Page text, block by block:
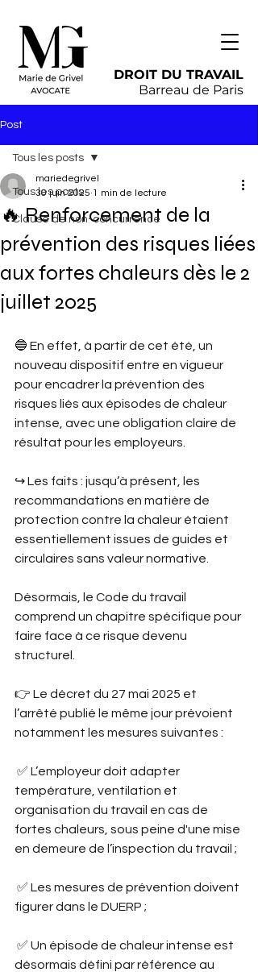
DROIT DU TRAVAIL
Barreau de Paris
Post
Tous les posts
Clause de non-concurrence
Tous les posts
🔥 Renforcement de la
prévention des risques liées
aux fortes chaleurs dès le 2
juillet 2025
mariedegrivel
30 juin 2025 1 min de lecture
🔵 En effet, à partir de cet été, un
nouveau dispositif entre en vigueur
pour encadrer la prévention des
risques liés aux épisodes de chaleur
intense, avec une obligation claire de
résultat pour les employeurs.
↪︎ Les faits : jusqu’à présent, les
recommandations en matière de
protection contre la chaleur étaient
essentiellement issues de guides et
circulaires sans valeur normative.
Désormais, le Code du travail
comprend un chapitre spécifique pour
faire face à ce risque devenu
structurel.
👉 Le décret du 27 mai 2025 et
l’arrêté publié le même jour prévoient
notamment les mesures suivantes :
✅ L’employeur doit adapter
température, ventilation et
organisation du travail en cas de
fortes chaleurs, sous peine d'une mise
en demeure de l’inspection du travail ;
✅ Les mesures de prévention doivent
figurer dans le DUERP ;
✅ Un épisode de chaleur intense est
désormais défini par référence au